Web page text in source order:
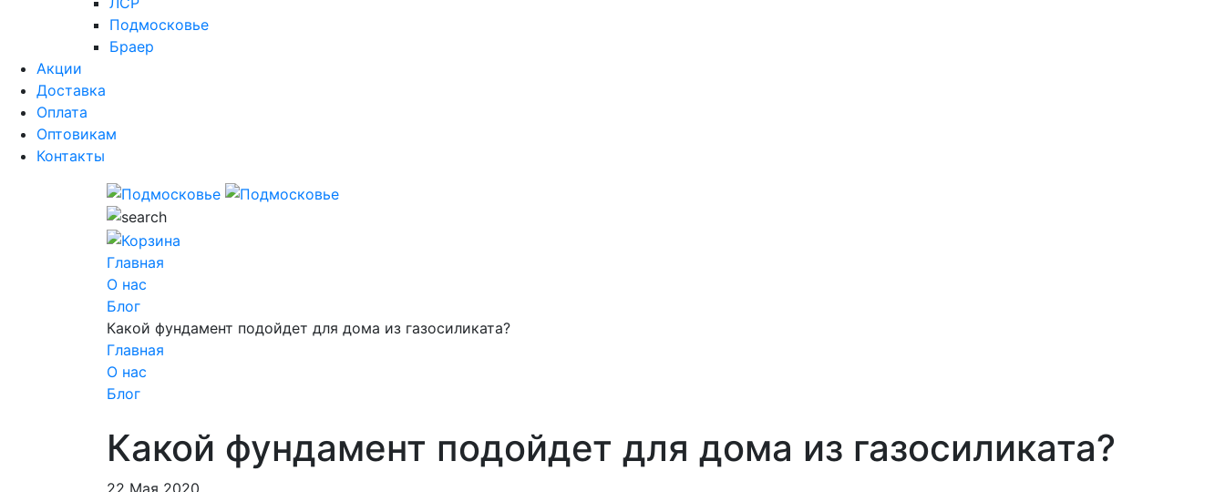
Подмосковье
Браер
Акции
Доставка
Оплата
Оптовикам
Контакты
Главная
О нас
Блог
Какой фундамент подойдет для дома из газосиликата?
Главная
О нас
Блог
Какой фундамент подойдет для дома из газосиликата?
22 Мая 2020